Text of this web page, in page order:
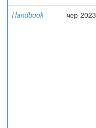
Handbook
чер-2023